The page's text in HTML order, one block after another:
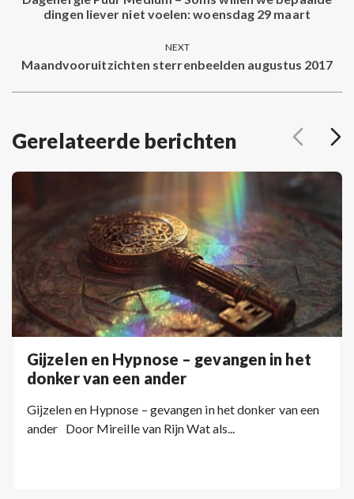
Previous
dingen liever niet voelen: woensdag 29 maart
NEXT
Next
post:
Maandvooruitzichten sterrenbeelden augustus 2017
Gerelateerde berichten
Gijzelen en Hypnose – gevangen in het
donker van een ander
Gijzelen en Hypnose – gevangen in het donker van een
ander Door Mireille van Rijn Wat als...